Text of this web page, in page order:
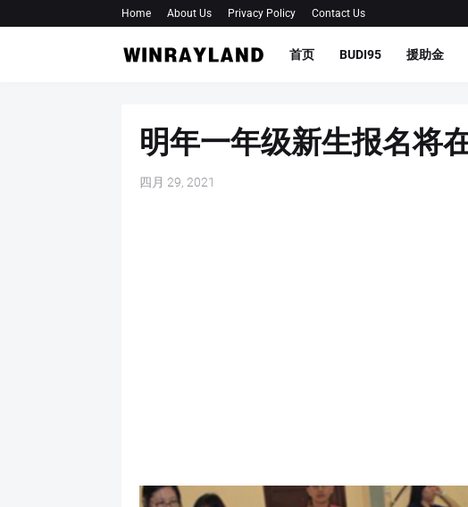
Home About Us Privacy Policy Contact Us
首页 BUDI95 援助金
明年一年级新生报名将
四月 29, 2021